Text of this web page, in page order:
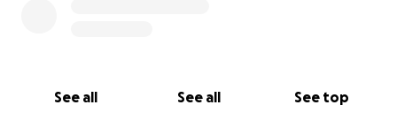
See all See all See top